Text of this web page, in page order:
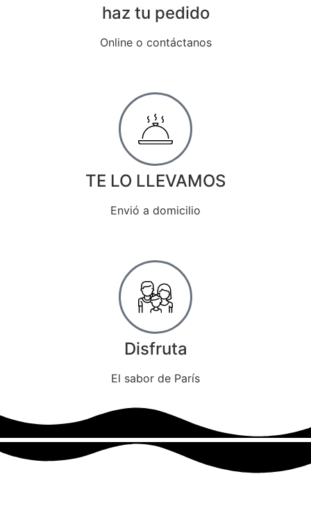
haz tu pedido
Online o contáctanos
TE LO LLEVAMOS
Envió a domicilio
Disfruta
El sabor de París